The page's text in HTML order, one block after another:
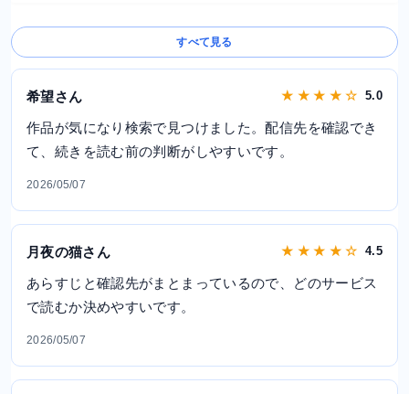
すべて見る
希望さん ★ ★ ★ ★ ☆ 5.0
作品が気になり検索で見つけました。配信先を確認でき
て、続きを読む前の判断がしやすいです。
2026/05/07
月夜の猫さん ★ ★ ★ ★ ☆ 4.5
あらすじと確認先がまとまっているので、どのサービス
で読むか決めやすいです。
2026/05/07